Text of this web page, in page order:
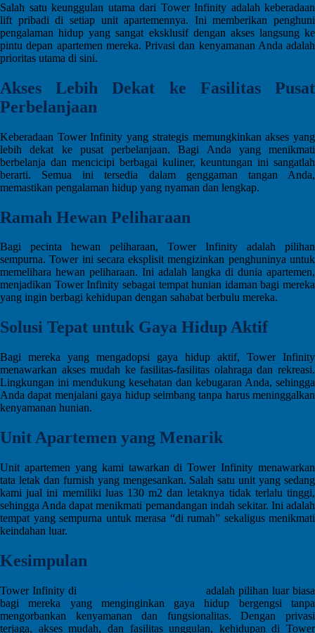
Salah satu keunggulan utama dari Tower Infinity adalah keberadaan
lift pribadi di setiap unit apartemennya. Ini memberikan penghuni
pengalaman hidup yang sangat eksklusif dengan akses langsung ke
pintu depan apartemen mereka. Privasi dan kenyamanan Anda adalah
prioritas utama di sini.
Akses Lebih Dekat ke Fasilitas Pusat
Perbelanjaan
Keberadaan Tower Infinity yang strategis memungkinkan akses yang
lebih dekat ke pusat perbelanjaan. Bagi Anda yang menikmati
berbelanja dan mencicipi berbagai kuliner, keuntungan ini sangatlah
berarti. Semua ini tersedia dalam genggaman tangan Anda,
memastikan pengalaman hidup yang nyaman dan lengkap.
Ramah Hewan Peliharaan
Bagi pecinta hewan peliharaan, Tower Infinity adalah pilihan
sempurna. Tower ini secara eksplisit mengizinkan penghuninya untuk
memelihara hewan peliharaan. Ini adalah langka di dunia apartemen,
menjadikan Tower Infinity sebagai tempat hunian idaman bagi mereka
yang ingin berbagi kehidupan dengan sahabat berbulu mereka.
Solusi Tepat untuk Gaya Hidup Aktif
Bagi mereka yang mengadopsi gaya hidup aktif, Tower Infinity
menawarkan akses mudah ke fasilitas-fasilitas olahraga dan rekreasi.
Lingkungan ini mendukung kesehatan dan kebugaran Anda, sehingga
Anda dapat menjalani gaya hidup seimbang tanpa harus meninggalkan
kenyamanan hunian.
Unit Apartemen yang Menarik
Unit apartemen yang kami tawarkan di Tower Infinity menawarkan
tata letak dan furnish yang mengesankan. Salah satu unit yang sedang
kami jual ini memiliki luas 130 m2 dan letaknya tidak terlalu tinggi,
sehingga Anda dapat menikmati pemandangan indah sekitar. Ini adalah
tempat yang sempurna untuk merasa “di rumah” sekaligus menikmati
keindahan luar.
Kesimpulan
Tower Infinity di
adalah pilihan luar biasa
bagi mereka yang menginginkan gaya hidup bergengsi tanpa
mengorbankan kenyamanan dan fungsionalitas. Dengan privasi
terjaga, akses mudah, dan fasilitas unggulan, kehidupan di Tower